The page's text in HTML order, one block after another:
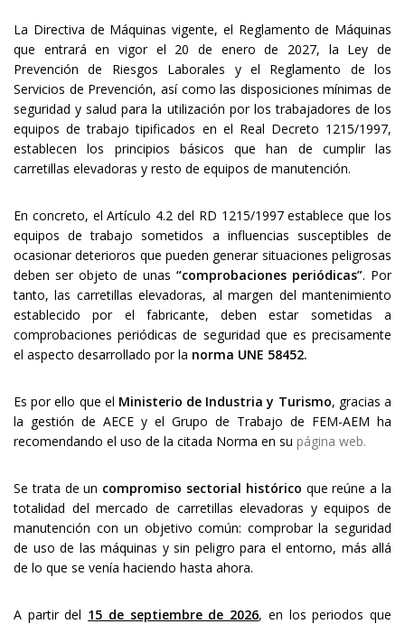
La Directiva de Máquinas vigente, el Reglamento de Máquinas
que entrará en vigor el 20 de enero de 2027, la Ley de
Prevención de Riesgos Laborales y el Reglamento de los
Servicios de Prevención, así como las disposiciones mínimas de
seguridad y salud para la utilización por los trabajadores de los
equipos de trabajo tipificados en el Real Decreto 1215/1997,
establecen los principios básicos que han de cumplir las
carretillas elevadoras y resto de equipos de manutención.
En concreto, el Artículo 4.2 del RD 1215/1997 establece que los
equipos de trabajo sometidos a influencias susceptibles de
ocasionar deterioros que pueden generar situaciones peligrosas
deben ser objeto de unas “comprobaciones periódicas”. Por
tanto, las carretillas elevadoras, al margen del mantenimiento
establecido por el fabricante, deben estar sometidas a
comprobaciones periódicas de seguridad que es precisamente
el aspecto desarrollado por la norma UNE 58452.
Es por ello que el Ministerio de Industria y Turismo, gracias a
la gestión de AECE y el Grupo de Trabajo de FEM-AEM ha
recomendando el uso de la citada Norma en su página web.
Se trata de un compromiso sectorial histórico que reúne a la
totalidad del mercado de carretillas elevadoras y equipos de
manutención con un objetivo común: comprobar la seguridad
de uso de las máquinas y sin peligro para el entorno, más allá
de lo que se venía haciendo hasta ahora.
A partir del 15 de septiembre de 2026, en los periodos que